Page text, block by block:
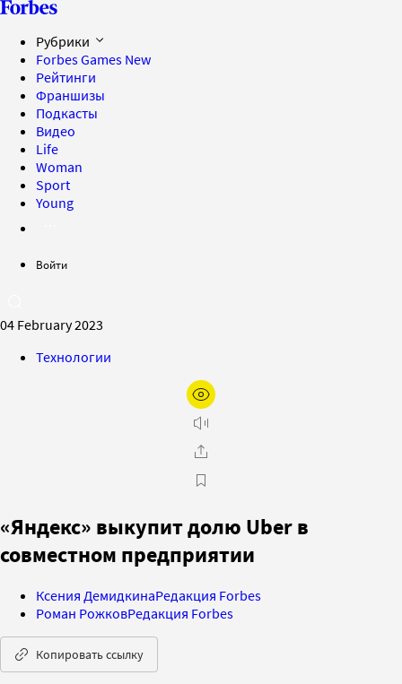
Рубрики
Forbes Games New
Рейтинги
Франшизы
Подкасты
Видео
Life
Woman
Sport
Young
Войти
04 February 2023
Технологии
«Яндекс» выкупит долю Uber в
совместном предприятии
Ксения ДемидкинаРедакция Forbes
Роман РожковРедакция Forbes
Копировать ссылку